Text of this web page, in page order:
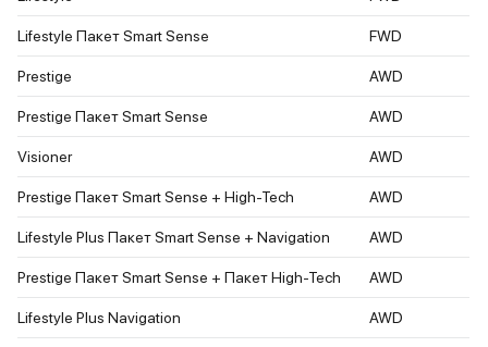
Lifestyle Пакет Smart Sense FWD
Prestige AWD
Prestige Пакет Smart Sense AWD
Visioner AWD
Prestige Пакет Smart Sense + High-Tech AWD
Lifestyle Plus Пакет Smart Sense + Navigation AWD
Prestige Пакет Smart Sense + Пакет High-Tech AWD
Lifestyle Plus Navigation AWD